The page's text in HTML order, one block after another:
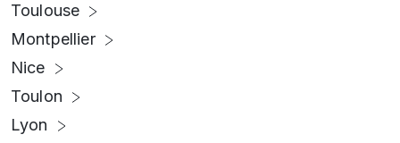
Toulouse
Montpellier
Nice
Toulon
Lyon